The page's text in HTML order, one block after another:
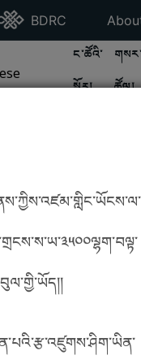
To BDRC
BDRC Go
CHINESE TRADITION
GO TO
ང་ཚོའི་
སྐོར།
GO
ཚོལ།
things?